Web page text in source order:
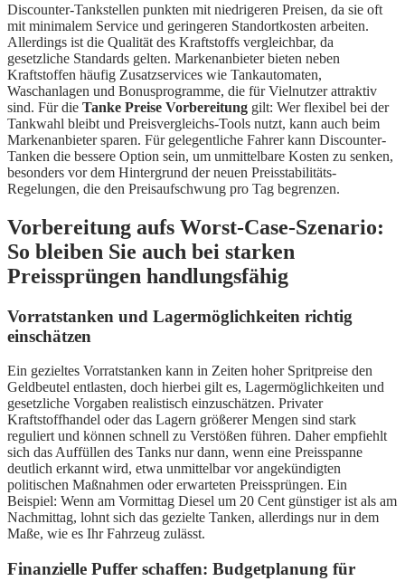
Discounter-Tankstellen punkten mit niedrigeren Preisen, da sie oft
mit minimalem Service und geringeren Standortkosten arbeiten.
Allerdings ist die Qualität des Kraftstoffs vergleichbar, da
gesetzliche Standards gelten. Markenanbieter bieten neben
Kraftstoffen häufig Zusatzservices wie Tankautomaten,
Waschanlagen und Bonusprogramme, die für Vielnutzer attraktiv
sind. Für die Tanke Preise Vorbereitung gilt: Wer flexibel bei der
Tankwahl bleibt und Preisvergleichs-Tools nutzt, kann auch beim
Markenanbieter sparen. Für gelegentliche Fahrer kann Discounter-
Tanken die bessere Option sein, um unmittelbare Kosten zu senken,
besonders vor dem Hintergrund der neuen Preisstabilitäts-
Regelungen, die den Preisaufschwung pro Tag begrenzen.
Vorbereitung aufs Worst-Case-Szenario:
So bleiben Sie auch bei starken
Preissprüngen handlungsfähig
Vorratstanken und Lagermöglichkeiten richtig
einschätzen
Ein gezieltes Vorratstanken kann in Zeiten hoher Spritpreise den
Geldbeutel entlasten, doch hierbei gilt es, Lagermöglichkeiten und
gesetzliche Vorgaben realistisch einzuschätzen. Privater
Kraftstoffhandel oder das Lagern größerer Mengen sind stark
reguliert und können schnell zu Verstößen führen. Daher empfiehlt
sich das Auffüllen des Tanks nur dann, wenn eine Preisspanne
deutlich erkannt wird, etwa unmittelbar vor angekündigten
politischen Maßnahmen oder erwarteten Preissprüngen. Ein
Beispiel: Wenn am Vormittag Diesel um 20 Cent günstiger ist als am
Nachmittag, lohnt sich das gezielte Tanken, allerdings nur in dem
Maße, wie es Ihr Fahrzeug zulässt.
Finanzielle Puffer schaffen: Budgetplanung für